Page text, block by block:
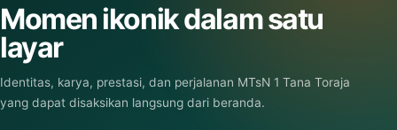
Momen ikonik dalam satu
layar
Identitas, karya, prestasi, dan perjalanan MTsN 1 Tana Toraja
yang dapat disaksikan langsung dari beranda.